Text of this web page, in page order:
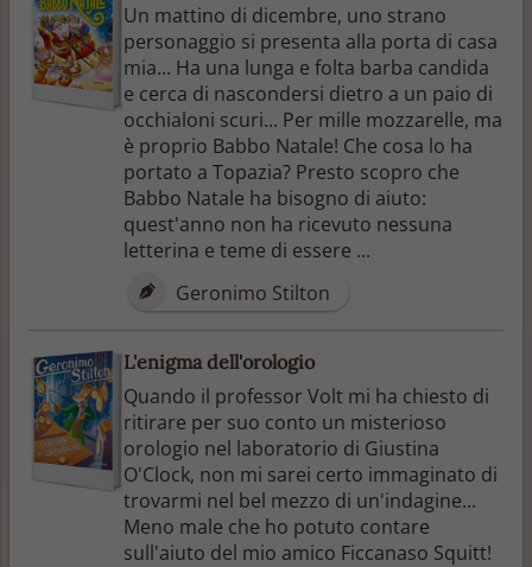
Un mattino di dicembre, uno strano
personaggio si presenta alla porta di casa
mia... Ha una lunga e folta barba candida
e cerca di nascondersi dietro a un paio di
occhialoni scuri... Per mille mozzarelle, ma
è proprio Babbo Natale! Che cosa lo ha
portato a Topazia? Presto scopro che
Babbo Natale ha bisogno di aiuto:
quest'anno non ha ricevuto nessuna
letterina e teme di essere ...
Geronimo Stilton
L'enigma dell'orologio
Quando il professor Volt mi ha chiesto di
ritirare per suo conto un misterioso
orologio nel laboratorio di Giustina
O'Clock, non mi sarei certo immaginato di
trovarmi nel bel mezzo di un'indagine...
Meno male che ho potuto contare
sull'aiuto del mio amico Ficcanaso Squitt!